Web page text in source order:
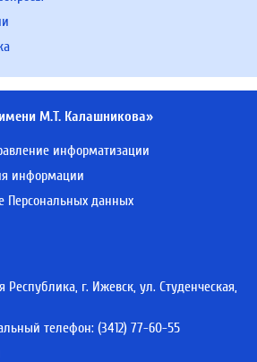
М.Т. Калашникова»
информатизации
информации
Персональных данных
Республика, г. Ижевск, ул. Студенческая,
телефон: (3412) 77-60-55